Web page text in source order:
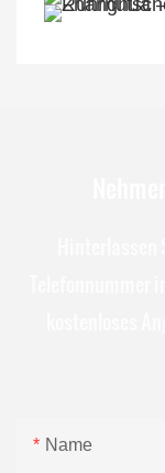
Name